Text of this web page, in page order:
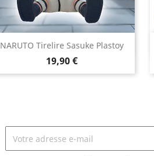
NARUTO Tirelire Sasuke Plastoy
Prix
19,90 €
Aperçu rapide